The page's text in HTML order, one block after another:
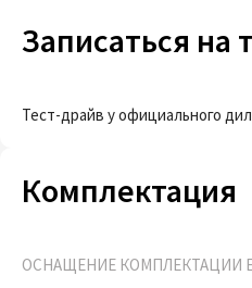
Записаться на
Тест-драйв у официального
Комплектация
ОСНАЩЕНИЕ КОМПЛЕКТАЦИИ